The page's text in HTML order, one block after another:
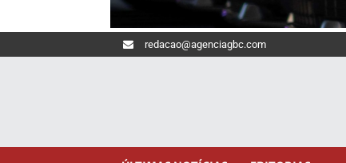
redacao@agenciagbc.com